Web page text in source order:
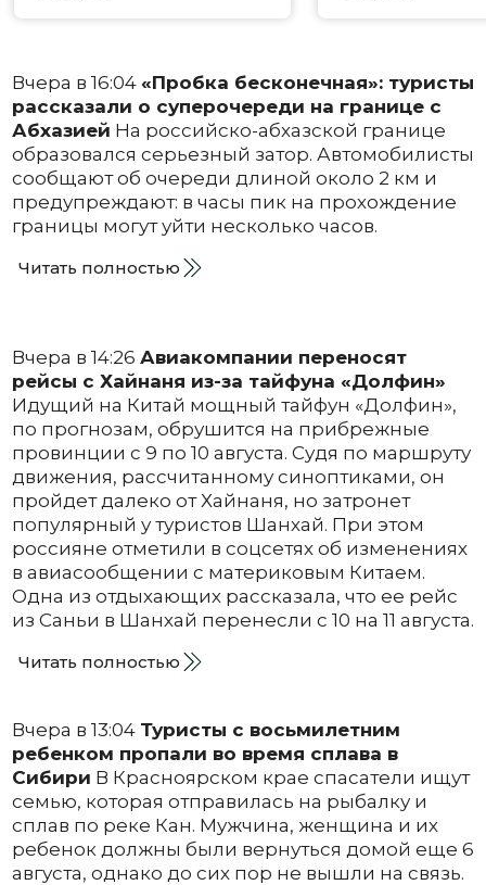
Вчера в 16:04 «Пробка бесконечная»: туристы
рассказали о суперочереди на границе с
Абхазией На российско-абхазской границе
образовался серьезный затор. Автомобилисты
сообщают об очереди длиной около 2 км и
предупреждают: в часы пик на прохождение
границы могут уйти несколько часов.
Читать полностью
Вчера в 14:26 Авиакомпании переносят
рейсы с Хайнаня из-за тайфуна «Долфин»
Идущий на Китай мощный тайфун «Долфин»,
по прогнозам, обрушится на прибрежные
провинции с 9 по 10 августа. Судя по маршруту
движения, рассчитанному синоптиками, он
пройдет далеко от Хайнаня, но затронет
популярный у туристов Шанхай. При этом
россияне отметили в соцсетях об изменениях
в авиасообщении с материковым Китаем.
Одна из отдыхающих рассказала, что ее рейс
из Саньи в Шанхай перенесли с 10 на 11 августа.
Читать полностью
Вчера в 13:04 Туристы с восьмилетним
ребенком пропали во время сплава в
Сибири В Красноярском крае спасатели ищут
семью, которая отправилась на рыбалку и
сплав по реке Кан. Мужчина, женщина и их
ребенок должны были вернуться домой еще 6
августа, однако до сих пор не вышли на связь.